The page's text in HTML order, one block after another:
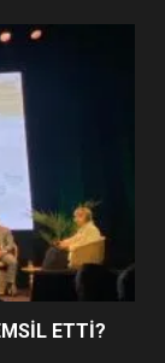
NE
ETTİ?